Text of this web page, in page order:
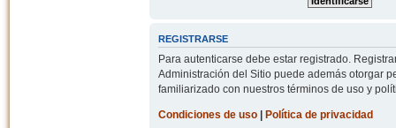
REGISTRARSE
Para autenticarse debe estar registrado.
Administración del Sitio puede además otorgar
familiarizado con nuestros términos de uso y
Condiciones de uso| Política de privacidad